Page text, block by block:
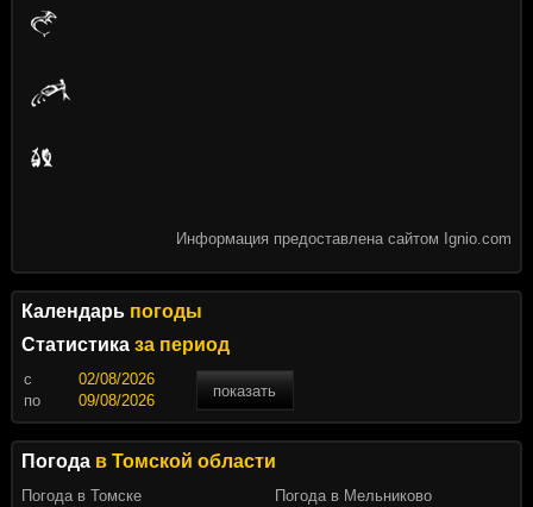
Информация предоставлена сайтом Ignio.com
Календарь погоды
Статистика за период
c
показать
по
Погода в Томской области
Погода в Томске
Погода в Мельниково